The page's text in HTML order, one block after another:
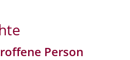
Person